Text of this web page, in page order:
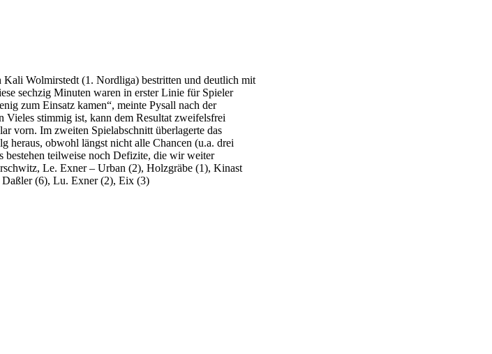
Kali Wolmirstedt (1. Nordliga) bestritten und deutlich mit
sechzig Minuten waren in erster Linie für Spieler
zum Einsatz kamen“, meinte Pysall nach der
stimmig ist, kann dem Resultat zweifelsfrei
vorn. Im zweiten Spielabschnitt überlagerte das
heraus, obwohl längst nicht alle Chancen (u.a. drei
bestehen teilweise noch Defizite, die wir weiter
Le. Exner – Urban (2), Holzgräbe (1), Kinast
(6), Lu. Exner (2), Eix (3)